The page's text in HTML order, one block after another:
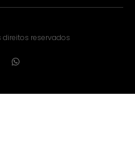
reservados